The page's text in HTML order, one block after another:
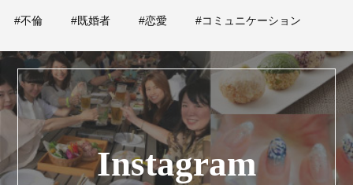
#不倫 #既婚者 #恋愛 #コミュニケーション
Instagram